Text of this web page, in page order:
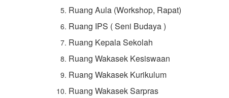
Ruang Aula (Workshop, Rapat)
Ruang IPS ( Seni Budaya )
Ruang Kepala Sekolah
Ruang Wakasek Kesiswaan
Ruang Wakasek Kurikulum
Ruang Wakasek Sarpras